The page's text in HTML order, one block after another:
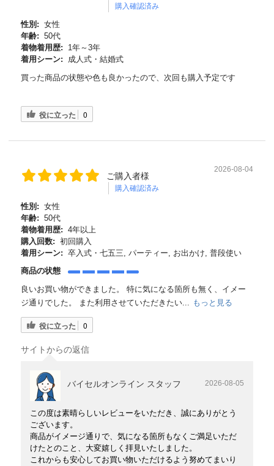
購入確認済み
性別: 女性
年齢: 50代
着物着用歴:
1年～3年
着用シーン:
成人式・結婚式
買った商品の状態や色も良かったので、次回も購入予定です
役に立った 0
ご購入者様
購入確認済み
2026-08-04
性別: 女性
年齢: 50代
着物着用歴: 4年以上
購入回数: 初回購入
着用シーン: 卒入式・七五三, パーティー, お出かけ, 普段使い
商品の状態
良いお買い物ができました。 特に気になる箇所も無く、イメー
ジ通りでした。 また利用させていただきたい...
もっと見る
役に立った 0
サイトからの返信
バイセルオンライン スタッフ 2026-08-05
この度は素晴らしいレビューをいただき、誠にありがとう
ございます。
商品がイメージ通りで、気になる箇所もなくご満足いただ
けたとのこと、大変嬉しく拝見いたしました。
これからも安心してお買い物いただけるよう努めてまいり